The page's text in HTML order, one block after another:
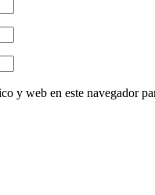
y web en este navegador